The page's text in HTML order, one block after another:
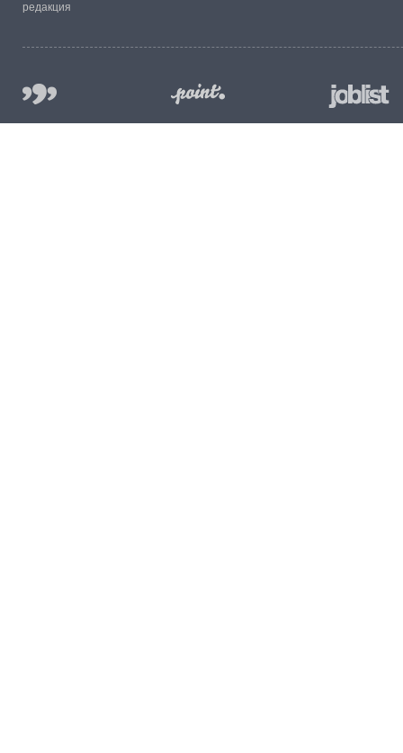
редакция